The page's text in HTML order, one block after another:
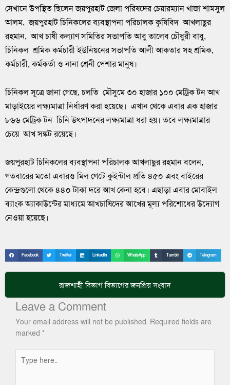
সেখানে উপস্থিত ছিলেন জয়পুরহাট জেলা পরিষদের চেয়ারম্যান খাজা শামসুল
আলম, জয়পুরহাট চিনিকলের ব্যবস্থাপনা পরিচালক কৃষিবিদ আখলাছুর
রহমান, আখ চাষী কল্যাণ সমিতির সভাপতি আবু তালেব চৌধুরী বাবু,
চিনিকল শ্রমিক কর্মচারী ইউনিয়নের সভাপতি আলী আকতার সহ শ্রমিক,
কর্মচারী, কর্মকর্তা ও নানা শ্রেনী পেশার মানুষ।
চিনিকল সূত্রে জানা গেছে, চলতি মৌসুমে ৩০ হাজার ১০০ মেট্রিক টন আখ
মাড়াইয়ের লক্ষ্যমাত্রা নির্ধারণ করা হয়েছে। এখান থেকে এবার এক হাজার
৮৬৬ মেট্রিক টন চিনি উৎপাদনের লক্ষ্যমাত্রা ধরা হয়। তবে লক্ষ্যমাত্রার
চেয়ে আখ সঙ্কট রয়েছে।
জয়পুরহাট চিনিকলের ব্যবস্থাপনা পরিচালক আখলাছুর রহমান বলেন,
গতবারের মতো এবারও মিল গেটে কুইন্টাল প্রতি ৪৫০ এবং বাইরের
কেন্দ্রগুলো থেকে ৪৪০ টাকা দরে আখ কেনা হবে। এছাড়া এবার মোবাইল
ব্যাংক অ্যাকাউন্টের মাধ্যমে আখচাষিদের আখের মূল্য পরিশোধের উদ্যোগ
নেওয়া হয়েছে।
Facebook Twitter LinkedIn WhatsApp Tumblr Telegram
রাজশাহী বিভাগবিভাগের জনপ্রিয় সংবাদ
Leave a Comment
Your email address will not be published. Required fields are
marked *
here..